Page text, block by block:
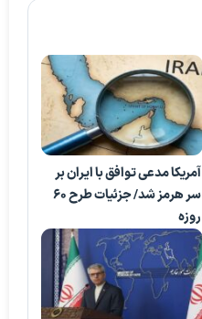
آمریکا مدعی توافق با ایران بر
سر هرمز شد/ جزئیات طرح ۶۰
روزه